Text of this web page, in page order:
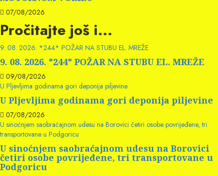
07/08/2026
Pročitajte još i...
9. 08. 2026. *244* POŽAR NA STUBU EL. MREŽE
9. 08. 2026. *244* POŽAR NA STUBU EL. MREŽE
09/08/2026
U Pljevljima godinama gori deponija piljevine
U Pljevljima godinama gori deponija piljevine
07/08/2026
U sinoćnjem saobraćajnom udesu na Borovici četiri osobe povrijeđene, tri
transportovane u Podgoricu
U sinoćnjem saobraćajnom udesu na Borovici
četiri osobe povrijeđene, tri transportovane u
Podgoricu